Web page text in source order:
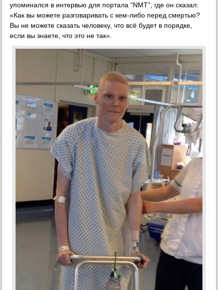
упоминался в интервью для портала “NMT”, где он сказал:
«Как вы можете разговаривать с кем-либо перед смертью?
Вы не можете сказать человеку, что всё будет в порядке,
если вы знаете, что это не так».